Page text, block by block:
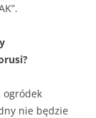
ogródek
nie będzie